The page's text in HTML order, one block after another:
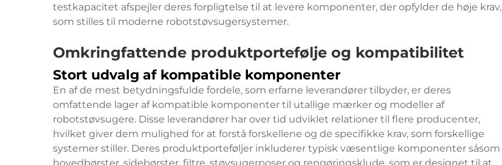
testkapacitet afspejler deres forpligtelse til at levere komponenter, der opfylder de høje krav,
som stilles til moderne robotstøvsugersystemer.
Omkringfattende produktportefølje og kompatibilitet
Stort udvalg af kompatible komponenter
En af de mest betydningsfulde fordele, som erfarne leverandører tilbyder, er deres
omfattende lager af kompatible komponenter til utallige mærker og modeller af
robotstøvsugere. Disse leverandører har over tid udviklet relationer til flere producenter,
hvilket giver dem mulighed for at forstå forskellene og de specifikke krav, som forskellige
systemer stiller. Deres produktporteføljer inkluderer typisk væsentlige komponenter såsom
hovedbørster, sidebørster, filtre, støvsugerposer og rengøringsklude, som er designet til at